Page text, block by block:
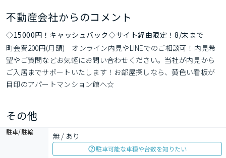
不動産会社からのコメント
◇15000円！キャッシュバック◇サイト経由限定！8/末まで
町会費200円(月額)　オンライン内見やLINEでのご相談可！内見希
望やご質問などお気軽にお問い合わせください。当社が内見から
ご入居までサポートいたします！お部屋探しなら、黄色い看板が
目印のアパートマンション館へ☆
その他
駐車/駐輪 無 / あり
駐車可能な車種や台数を知りたい